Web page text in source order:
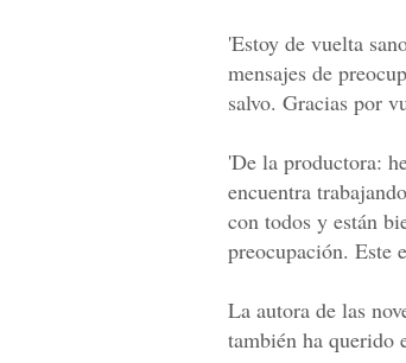
'Estoy de vuelta
mensajes de
salvo. Gracias por
'De la productora:
encuentra
con todos y están
preocupación. Este
La autora de las
también ha querido